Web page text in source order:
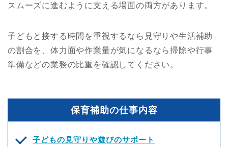
スムーズに進むように支える場面の両方があります。
子どもと接する時間を重視するなら見守りや生活補助
の割合を、体力面や作業量が気になるなら掃除や行事
準備などの業務の比重を確認してください。
保育補助の仕事内容
子どもの見守りや遊びのサポート